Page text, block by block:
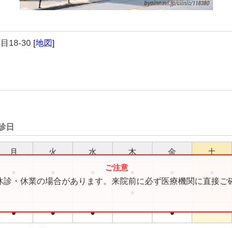
18-30 [地図]
日
月 火 水 木 金 土
● ● ● ●
・休業の場合があります。来院前に必ず医療機関に直接ご